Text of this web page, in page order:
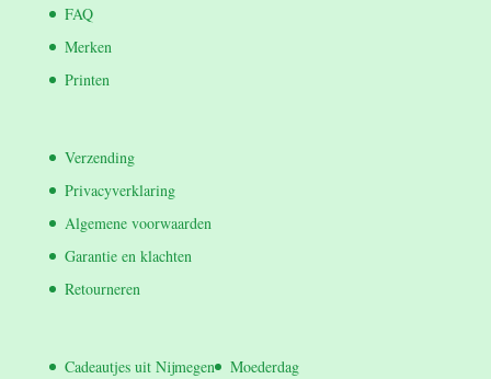
FAQ
Merken
Printen
Verzending
Privacyverklaring
Algemene voorwaarden
Garantie en klachten
Retourneren
Cadeautjes uit Nijmegen
Moederdag